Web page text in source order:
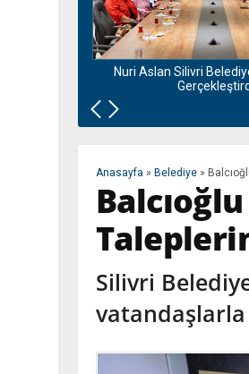
Nuri Aslan Silivri
Anasayfa » Belediye »
Silivri